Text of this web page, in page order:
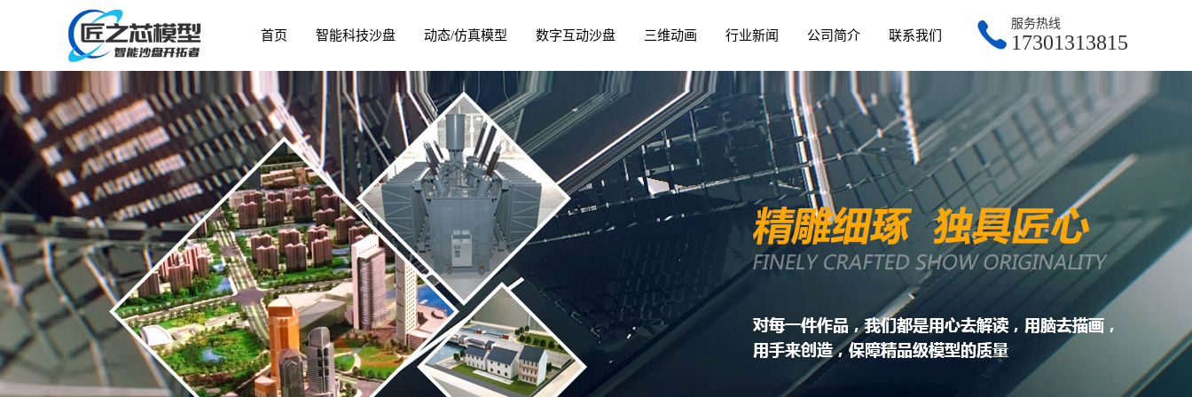
首页 智能科技沙盘 动态/仿真模型 数字互动沙盘 三维动画 行业新闻 公司简介 联系我们
服务热线
17301313815